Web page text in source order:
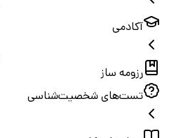
آکادمی
رزومه ساز
تست‌های شخصیت‌شناسی